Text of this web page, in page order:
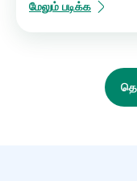
மேலும் படிக்க